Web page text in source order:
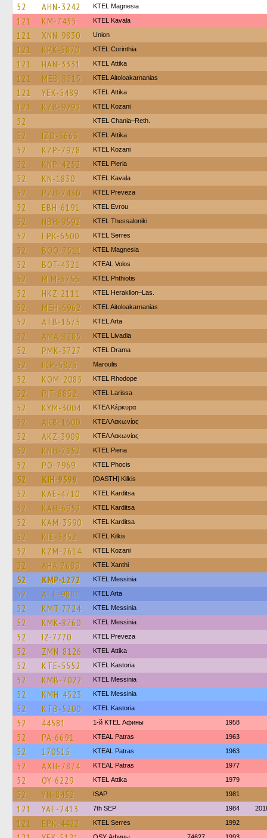
52 AHN-3242 ΚΤΕL Magnesia
121 KM-7455 KTEL Kavala
121 XNN-9830 Union
121 KPK-5870 KTEL Corinthia
121 HAN-3331 KΤΕL Αttika
121 MEB-8515 KTEL Aitoloakarnanias
121 YEK-5489 KΤΕL Αttika
121 KZB-9292 ΚΤΕL Kozani
52 KTEL Chania–Reth.
52 IZO-3663 KΤΕL Αttika
52 KZP-7978 ΚΤΕL Kozani
52 KNP-4252 KTEL Pieria
52 KN-1830 KTEL Kavala
52 PZH-7430 KTEL Preveza
52 EBH-6191 KTEL Evrou
52 NBH-9592 KTEL Thessaloniki
52 EPK-6500 KTEL Serres
52 BOO-7511 ΚΤΕL Magnesia
52 BOT-4321 KTEAL Volos
52 MIM-5756 ΚΤΕL Phthiotis
52 HKZ-2111 KTEL Heraklion–Las.
52 MEH-6962 KTEL Aitoloakarnanias
52 ATB-1675 KTEL Arta
52 AMA-8285 KTEL Livadia
52 PMK-3727 KTEL Drama
52 IKP-5825 Maroulis
52 KOM-2085 KTEL Rhodope
52 PIT-8852 KTEL Larissa
52 KYM-3004 ΚΤΕΛ Κέρκυρα
52 AKB-1600 ΚΤΕΛ Λακωνίας
52 AKZ-3909 ΚΤΕΛ Λακωνίας
52 KNH-7152 KTEL Pieria
52 PO-7969 ΚΤΕL Phocis
52 KIH-9599 [OASTH] Kilkis
52 KAE-4710 ΚΤΕL Karditsa
52 KAH-6952 ΚΤΕL Karditsa
52 KAM-3590 ΚΤΕL Karditsa
52 KIE-3452 KTEL Kilkis
52 KZM-2614 ΚΤΕL Kozani
52 AHA-7689 KTEL Xanthi
52 KMP-1272 KTEL Messinia
52 ATE-9881 KTEL Arta
52 KMT-7724 KTEL Messinia
52 KMK-8760 KTEL Messinia
52 IZ-7770 KTEL Preveza
52 ZMN-8126 KΤΕL Αttika
52 KTE-5552 KTEL Kastoria
52 KMB-7022 KTEL Messinia
52 KMH-4523 KTEL Messinia
52 KTB-5200 KTEL Kastoria
52 44581 1-й KTEL Афины 1958
52 PA-6691 KTEAL Patras 1963
52 170515 KTEAL Patras 1963
52 AXH-7874 KTEAL Patras 1977
52 OY-6229 KΤΕL Αttika 1979
52 YN-8452 ISAP 1981
121 YAE-2413 7th SEP 1984
121 EPK-4422 KTEL Serres 1992